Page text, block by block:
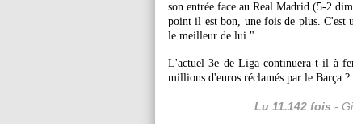
son entrée face au Real Madrid (5-2
point il est bon, une fois de plus. C'est
le meilleur de lui."
L'actuel 3e de Liga continuera-t-il à
millions d'euros réclamés par le Barça ?
Lu 11.142 fois -